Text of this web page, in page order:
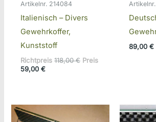
Artikelnr. 214084
Italienisch – Divers
Gewehrkoffer,
Kunststoff
Richtpreis 118,00€ Ursprünglicher
Preis
59,00 €Aktueller
89,00 €